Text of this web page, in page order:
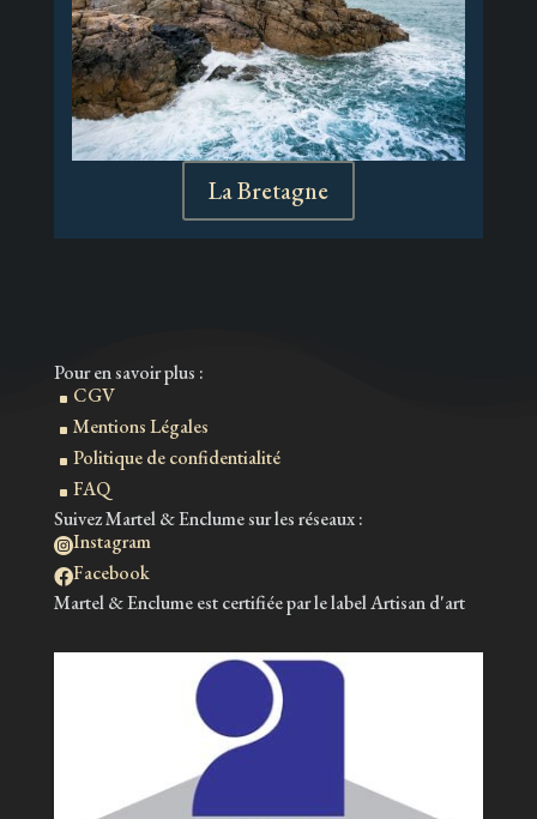
La Bretagne
Pour en savoir plus :
^ CGV
^ Mentions Légales
^ Politique de confidentialité
^ FAQ
Suivez Martel & Enclume sur les réseaux :
Instagram
Facebook
Martel & Enclume est certifiée par le label Artisan d'art